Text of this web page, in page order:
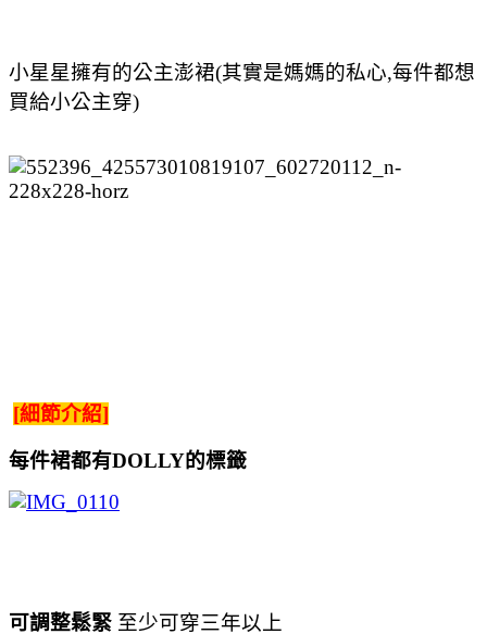
小星星擁有的公主澎裙(其實是媽媽的私心,每件都想
買給小公主穿)
[細節介紹]
每件裙都有DOLLY的標籤
可調整鬆緊 至少可穿三年以上